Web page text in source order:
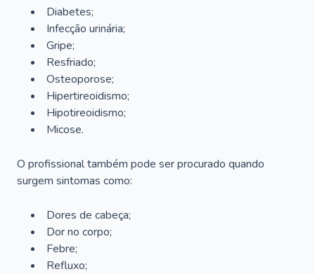
Diabetes;
Infecção urinária;
Gripe;
Resfriado;
Osteoporose;
Hipertireoidismo;
Hipotireoidismo;
Micose.
O profissional também pode ser procurado quando
surgem sintomas como:
Dores de cabeça;
Dor no corpo;
Febre;
Refluxo;